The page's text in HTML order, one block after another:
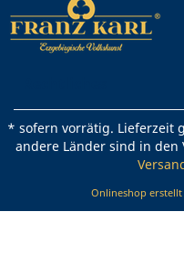
* sofern vorrätig. Lieferzeit
andere Länder sind in
Onlineshop